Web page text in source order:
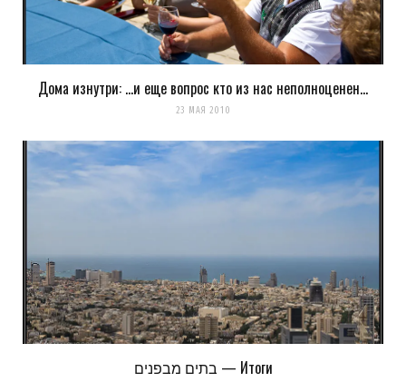
Дома изнутри: …и еще вопрос кто из нас неполноценен…
23 МАЯ 2010
בתים מבפנים — Итоги